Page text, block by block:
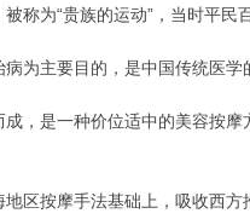
称为“贵族的运动”，当时平
为主要目的，是中国传统医
，是一种价位适中的美容按
区按摩手法基础上，吸收西